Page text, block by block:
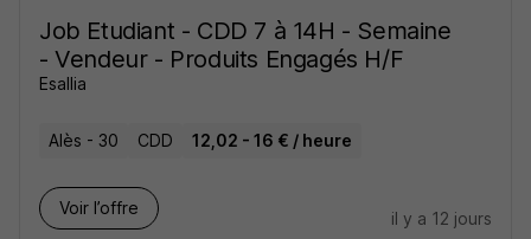
Job Etudiant - CDD 7 à 14H - Semaine
- Vendeur - Produits Engagés H/F
Esallia
Alès - 30 CDD 12,02 - 16 € / heure
Voir l’offre
il y a 12 jours